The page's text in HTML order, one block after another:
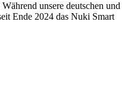
unsere deutschen und
Ende 2024 das Nuki Smart